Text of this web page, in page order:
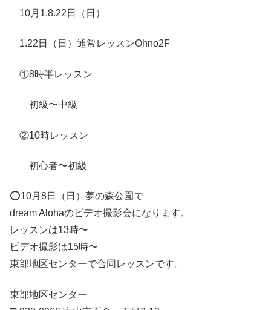
10月 1.8.22 日（日）
1.22日（日）通常レッスンOhno2F
①8時半レッスン
初級〜中級
②10時レッスン
初心者〜初級
⭕️10月8日（日）夢の森公園で
dream Alohaのビデオ撮影会になります。
レッスンは13時〜
ビデオ撮影は15時〜
東部地区センターで合同レッスンです。
東部地区センター